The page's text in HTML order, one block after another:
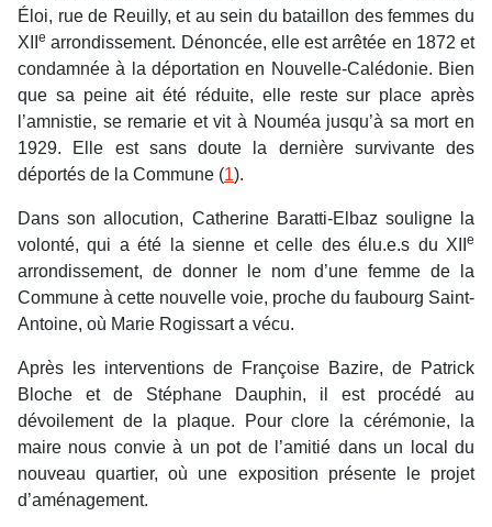
Éloi, rue de Reuilly, et au sein du bataillon des femmes du
XII
e arrondissement. Dénoncée, elle est arrêtée en 1872 et
condamnée à la déportation en Nouvelle-Calédonie. Bien
que sa peine ait été réduite, elle reste sur place après
l’amnistie, se remarie et vit à Nouméa jusqu’à sa mort en
1929. Elle est sans doute la dernière survivante des
déportés de la Commune (1).
Dans son allocution, Catherine Baratti-Elbaz souligne la
volonté, qui a été la sienne et celle des élu.e.s du XII
e
arrondissement, de donner le nom d’une femme de la
Commune à cette nouvelle voie, proche du faubourg Saint-
Antoine, où Marie Rogissart a vécu.
Après les interventions de Françoise Bazire, de Patrick
Bloche et de Stéphane Dauphin, il est procédé au
dévoilement de la plaque. Pour clore la cérémonie, la
maire nous convie à un pot de l’amitié dans un local du
nouveau quartier, où une exposition présente le projet
d’aménagement.